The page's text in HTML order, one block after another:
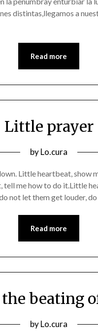
distintas,llegamos a
Read more
Little prayer
Posted
19/06/2016
byLo.cura
Little heartbeat, show
tell me how to do it.Little
not let them get louder,
Read more
the beating
Posted
byLo.cura